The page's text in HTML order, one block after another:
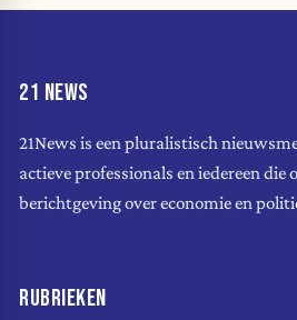
21 NEWS
21News is een pluralistisch
actieve professionals en iedereen die
berichtgeving over economie en
RUBRIEKEN